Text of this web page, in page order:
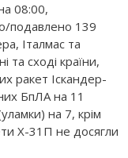
08:00,
подавлено 139
Італмас та
та сході країни,
ракет Іскандер-
БпЛА на 11
на 7, крім
Х-31П не досягли